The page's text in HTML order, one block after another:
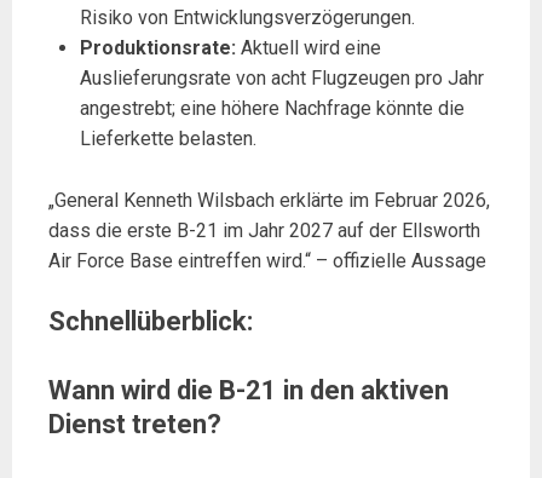
Risiko von Entwicklungsverzögerungen.
Produktionsrate: Aktuell wird eine
Auslieferungsrate von acht Flugzeugen pro Jahr
angestrebt; eine höhere Nachfrage könnte die
Lieferkette belasten.
„General Kenneth Wilsbach erklärte im Februar 2026,
dass die erste B-21 im Jahr 2027 auf der Ellsworth
Air Force Base eintreffen wird.“ – offizielle Aussage
Schnellüberblick:
Wann wird die B-21 in den aktiven
Dienst treten?